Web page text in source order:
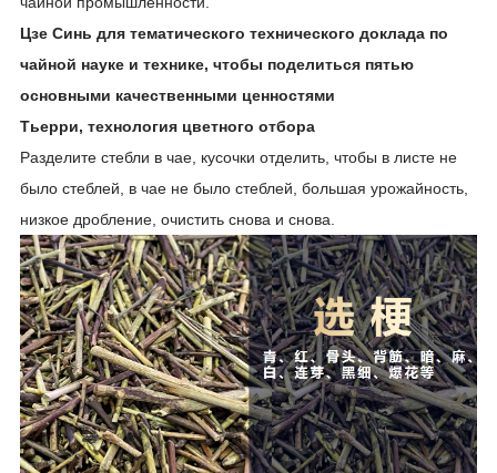
Цзе Синь для тематического технического доклада по
чайной науке и технике, чтобы поделиться пятью
основными качественными ценностями
Тьерри, технология цветного отбора
Разделите стебли в чае, кусочки отделить, чтобы в листе не
было стеблей, в чае не было стеблей, большая урожайность,
низкое дробление, очистить снова и снова.